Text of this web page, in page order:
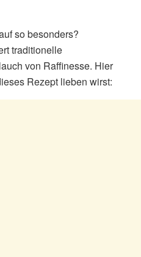
so besonders?
traditionelle
von Raffinesse. Hier
Rezept lieben wirst: